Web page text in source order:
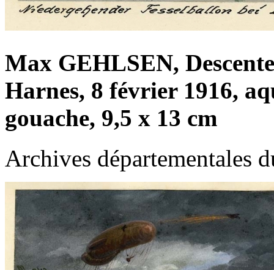
Max GEHLSEN,
Harnes, 8 février 1916,
gouache, 9,5 x 13 cm
Archives départementales